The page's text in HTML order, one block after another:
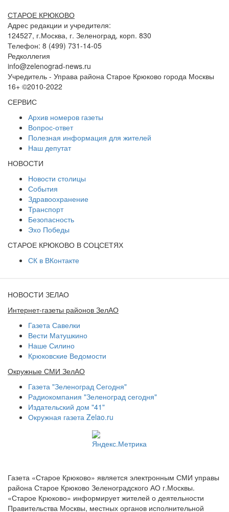
СТАРОЕ КРЮКОВО
Адрес редакции и учредителя:
124527, г.Москва, г. Зеленоград, корп. 830
Телефон: 8 (499) 731-14-05
Редколлегия
info@zelenograd-news.ru
Учредитель - Управа района Старое Крюково города Москвы
16+ ©2010-2022
СЕРВИС
Архив номеров газеты
Вопрос-ответ
Полезная информация для жителей
Наш депутат
НОВОСТИ
Новости столицы
События
Здравоохранение
Транспорт
Безопасность
Эхо Победы
СТАРОЕ КРЮКОВО В СОЦСЕТЯХ
СК в ВКонтакте
НОВОСТИ ЗЕЛАО
Интернет-газеты районов ЗелАО
Газета Савелки
Вести Матушкино
Наше Силино
Крюковские Ведомости
Окружные СМИ ЗелАО
Газета "Зеленоград Сегодня"
Радиокомпания "Зеленоград сегодня"
Издательский дом "41"
Окружная газета Zelao.ru
Газета «Старое Крюково» является электронным СМИ управы
района Старое Крюково Зеленоградского АО г.Москвы.
«Старое Крюково» информирует жителей о деятельности
Правительства Москвы, местных органов исполнительной